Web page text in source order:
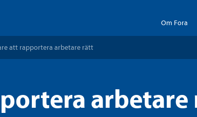
Om Fora
att rapportera arbetare rätt
arbetare